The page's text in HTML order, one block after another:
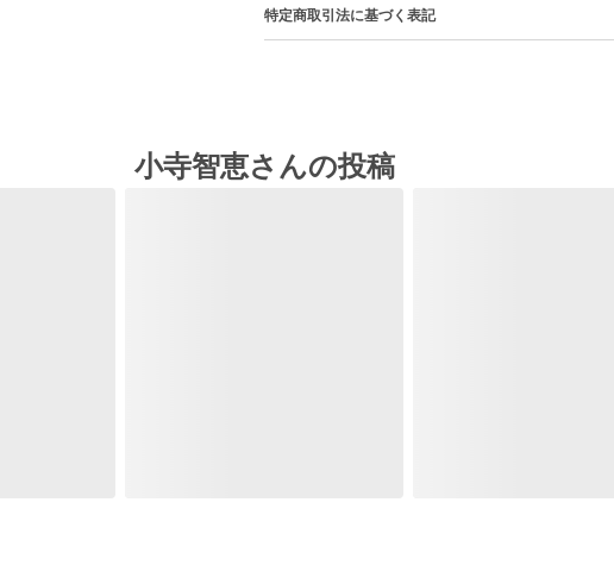
特定商取引法に基づく表記
小寺智恵さんの投稿